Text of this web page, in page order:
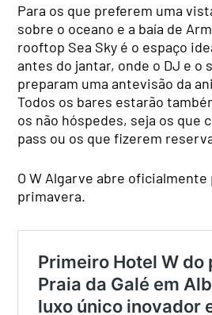
Para os que preferem uma
sobre o oceano e a baía de
rooftop Sea Sky é o espaço
antes do jantar, onde o DJ e o
preparam uma antevisão da
Todos os bares estarão
os não hóspedes, seja os que
pass ou os que fizerem
O W Algarve abre
primavera.